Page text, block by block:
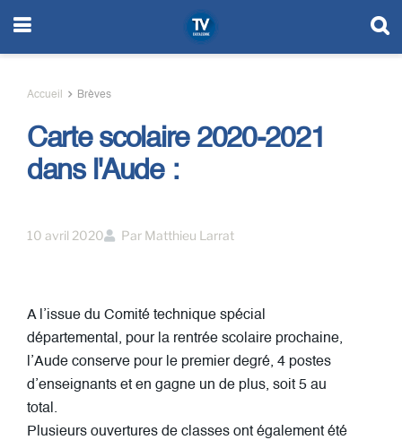
Accueil Brèves
Carte scolaire 2020-2021
dans l'Aude :
10 avril 2020 Par Matthieu Larrat
A l’issue du Comité technique spécial
départemental, pour la rentrée scolaire prochaine,
l’Aude conserve pour le premier degré, 4 postes
d’enseignants et en gagne un de plus, soit 5 au
total.
Plusieurs ouvertures de classes ont également été